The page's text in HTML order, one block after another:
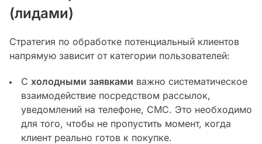
(лидами)
Стратегия по обработке потенциальный клиентов
напрямую зависит от категории пользователей:
С холодными заявками важно систематическое
взаимодействие посредством рассылок,
уведомлений на телефоне, СМС. Это необходимо
для того, чтобы не пропустить момент, когда
клиент реально готов к покупке.